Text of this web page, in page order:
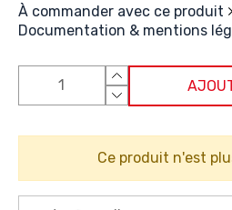
À commander avec ce produit
Documentation & mentions
Ce produit n'est